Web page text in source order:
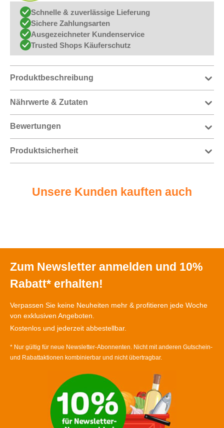
Schnelle & zuverlässige Lieferung
Sichere Zahlungsarten
Ausgezeichneter Kundenservice
Trusted Shops Käuferschutz
Produktbeschreibung
Nährwerte & Zutaten
Bewertungen
Produktsicherheit
Unsere Kunden kauften auch
Zum Newsletter anmelden und 10%
Rabatt* erhalten!
Verpassen Sie keine Neuheiten mehr & profitieren jede Woche
von exklusiven Angeboten.
Kostenlos und jederzeit abbestellbar.
* Nur gültig für neue Newsletter-Abonnenten. Nicht mit anderen Gutschein-
und Rabattaktionen kombinierbar und nicht übertragbar.